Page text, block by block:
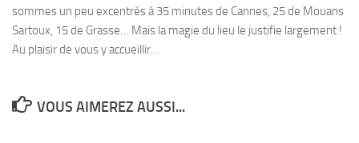
sommes un peu excentrés à 35 minutes de Cannes, 25 de Mouans
Sartoux, 15 de Grasse… Mais la magie du lieu le justifie largement !
Au plaisir de vous y accueillir…
VOUS AIMEREZ AUSSI...